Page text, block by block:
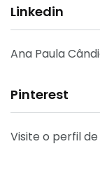
Linkedin
Ana Paula
Pinterest
Visite o perfil